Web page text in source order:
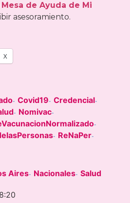
Mesa de Ayuda de Mi
asesoramiento.
X
- Covid19- Credencial-
- Nomivac-
-
- ReNaPer-
Aires- Nacionales- Salud